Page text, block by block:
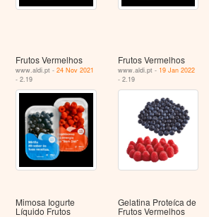
Frutos Vermelhos
www.aldi.pt -24 Nov 2021
- 2.19
Frutos Vermelhos
www.aldi.pt - 19 Jan 2022
- 2.19
Mimosa Iogurte
Líquido Frutos
Gelatina Proteíca de
Frutos Vermelhos